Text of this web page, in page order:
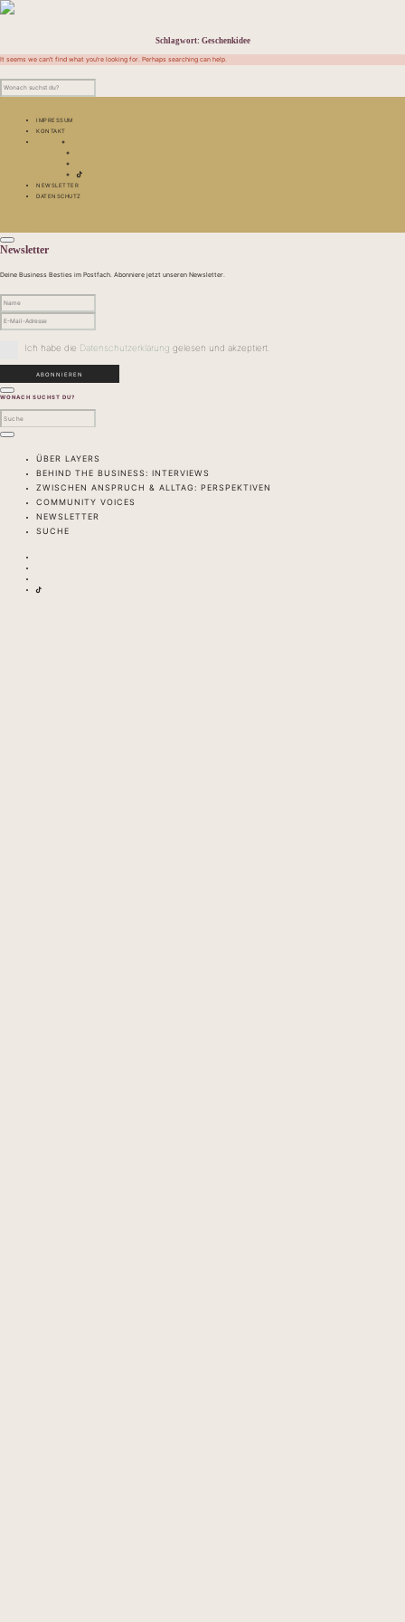
Schlagwort: Geschenkidee
It seems we can’t find what you’re looking for. Perhaps searching can help.
IMPRESSUM
KONTAKT
NEWSLETTER
DATENSCHUTZ
Newsletter
Deine Business Besties im Postfach. Abonniere jetzt unseren Newsletter.
Ich habe die Datenschutzerklärung gelesen und akzeptiert.
WONACH SUCHST DU?
ÜBER LAYERS
BEHIND THE BUSINESS: INTERVIEWS
ZWISCHEN ANSPRUCH & ALLTAG: PERSPEKTIVEN
COMMUNITY VOICES
NEWSLETTER
SUCHE